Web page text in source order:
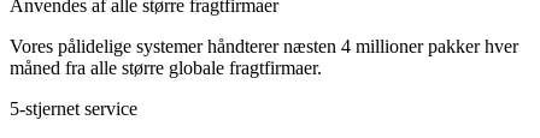
Anvendes af alle større fragtfirmaer
Vores pålidelige systemer håndterer næsten 4 millioner pakker hver
måned fra alle større globale fragtfirmaer.
5-stjernet service